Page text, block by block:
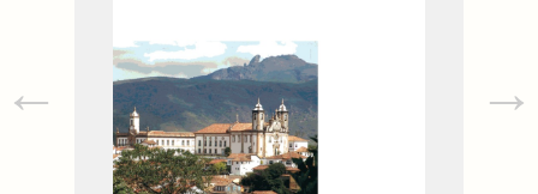
← →